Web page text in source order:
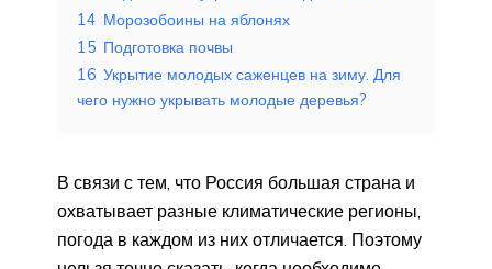
14 Морозобоины на яблонях
15 Подготовка почвы
16 Укрытие молодых саженцев на зиму. Для
чего нужно укрывать молодые деревья?
В связи с тем, что Россия большая страна и
охватывает разные климатические регионы,
погода в каждом из них отличается. Поэтому